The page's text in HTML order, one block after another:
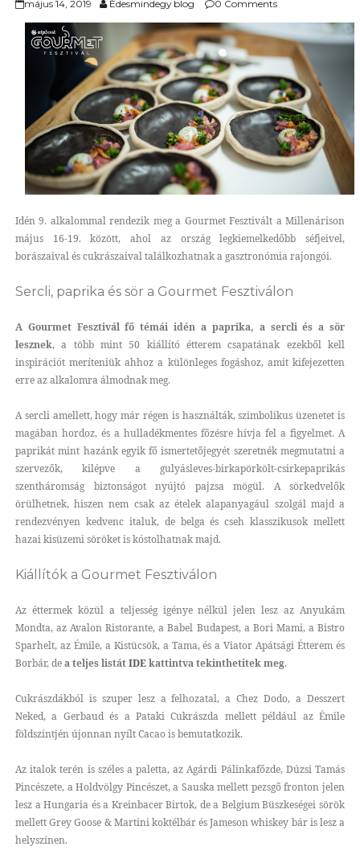
május 14, 2019 Édesmindegy blog 0 Comments
Idén 9. alkalommal rendezik meg a Gourmet Fesztivált a Millenárison
május 16-19. között, ahol az ország legkiemelkedőbb séfjeivel,
borászaival és cukrászaival találkozhatnak a gasztronómia rajongói.
Sercli, paprika és sör a Gourmet Fesztiválon
A Gourmet Fesztivál fő témái idén a paprika, a sercli és a sör
lesznek, a több mint 50 kiállító étterem csapatának ezekből kell
inspirációt meríteniük ahhoz a különleges fogáshoz, amit kifejezetten
erre az alkalomra álmodnak meg.
A sercli amellett, hogy már régen is használták, szimbolikus üzenetet is
magában hordoz, és a hulladékmentes főzésre hívja fel a figyelmet. A
paprikát mint hazánk egyik fő ismertetőjegyét szeretnék megmutatni a
szervezők, kilépve a gulyásleves-birkapörkölt-csirkepaprikás
szentháromság biztonságot nyújtó pajzsa mögül. A sörkedvelők
örülhetnek, hiszen nem csak az ételek alapanyagául szolgál majd a
rendezvényen kedvenc italuk, de belga és cseh klasszikusok mellett
hazai kisüzemi söröket is kóstolhatnak majd.
Kiállítók a Gourmet Fesztiválon
Az éttermek közül a teljesség igénye nélkül jelen lesz az Anyukám
Mondta, az Avalon Ristorante, a Babel Budapest, a Bori Mami, a Bistro
Sparhelt, az Émile, a Kistücsök, a Tama, és a Viator Apátsági Étterem és
Borbár, dea teljes listátIDEkattintva tekinthetitek meg.
Cukrászdákból is szuper lesz a felhozatal, a Chez Dodo, a Desszert
Neked, a Gerbaud és a Pataki Cukrászda mellett például az Émile
földszintjén újonnan nyílt Cacao is bemutatkozik.
Az italok terén is széles a paletta, az Agárdi Pálinkafőzde, Dúzsi Tamás
Pincészete, a Holdvölgy Pincészet, a Sauska mellett pezsgő fronton jelen
lesz a Hungaria és a Kreinbacer Birtok, de a Belgium Büszkeségei sörök
mellett Grey Goose & Martini koktélbár és Jameson whiskey bár is lesz a
helyszínen.